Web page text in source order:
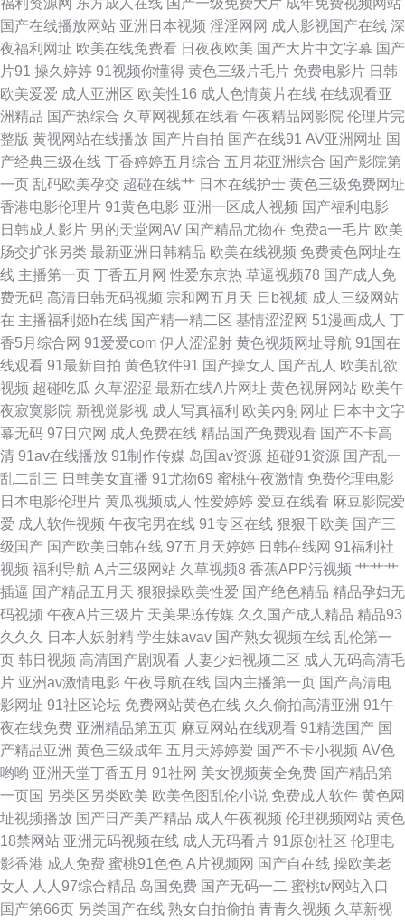
9199 韩国电影色色 手机看片日韩无码 91色情主站 国产精品良家 欧美伊人
大香蕉 自拍国内 东京热大乱w姦 青娱乐三级 99精品66 久久人人超碰 人人干
人人操人妻 午夜成人导航 九九国产热 日韩卡一卡二 69福利 国产精品青草
超碰成人电影 污色色五月 男人的天堂阴色网 操逼资源网 欧美A√视频 91白
虎福利视频 国产精品三级片 三级论理另类 爱豆传媒AV在线 久草资源福利 性
爱日韩 另类欧美黄站 97偷偷碰狼人 久草大香 五月婷婷操逼 www视频五区
免费网站91 伊人网av 成人av传媒 狼人综合AV 午夜免费福利影院 超碰操人
妻 日韩AV激情网 91午夜电影院 黄色高清免费网站 熟女视频免费 www污91
老熟女做爱一区 亚州第一AZ 俺去也性激情 另类激情无毒不卡 91www在线
国产成人高清网址 青青草自拍视频 91海角 高清AV无码 国产无毛 91偷拍视
频网址 极品福利姬自慰 91爱啪 黄色黄夜播放 深夜福利院引导站 A片免费网
址 久久福利网 伊人加勒比综合 国产社区情侣 日韩人成精品 AV伦理影院 人
人操人人模 操日本美女 欧美淫色综合
福利资源网 东方成人在线 国产一级免费大片 成年免费视频网站
国产在线播放网站 亚洲日本视频 淫淫网网 成人影视国产在线 深
夜福利网址 欧美在线免费看 日夜夜欧美 国产大片中文字幕 国产
片91 操久婷婷 91视频你懂得 黄色三级片毛片 免费电影片 日韩
欧美爱爱 成人亚洲区 欧美性16 成人色情黄片在线 在线观看亚
洲精品 国产热综合 久草网视频在线看 午夜精品网影院 伦理片完
整版 黄视网站在线播放 国产片自拍 国产在线91 AV亚洲网址 国
产经典三级在线 丁香婷婷五月综合 五月花亚洲综合 国产影院第
一页 乱码欧美孕交 超碰在线艹 日本在线护士 黄色三级免费网址
香港电影伦理片 91黄色电影 亚洲一区成人视频 国产福利电影
日韩成人影片 男的天堂网AV 国产精品尤物在 免费a一毛片 欧美
肠交扩张另类 最新亚洲日韩精品 欧美在线视频 免费黄色网址在
线 主播第一页 丁香五月网 性爱东京热 草逼视频78 国产成人免
费无码 高清日韩无码视频 宗和网五月天 日b视频 成人三级网站
在 主播福利姬h在线 国产精一精二区 基情涩涩网 51漫画成人 丁
香5月综合网 91爱爱com 伊人涩涩射 黄色视频网址导航 91国在
线观看 91最新自拍 黄色软件91 国产操女人 国产乱人 欧美乱欲
视频 超碰吃瓜 久草涩涩 最新在线A片网址 黄色视屏网站 欧美午
夜寂寞影院 新视觉影视 成人写真福利 欧美内射网址 日本中文字
幕无码 97日穴网 成人免费在线 精品国产免费观看 国产不卡高
清 91av在线播放 91制作传媒 岛国av资源 超碰91资源 国产乱一
乱二乱三 日韩美女直播 91尤物69 蜜桃午夜激情 免费伦理电影
日本电影伦理片 黄瓜视频成人 性爱婷婷 爱豆在线看 麻豆影院爱
爱 成人软件视频 午夜宅男在线 91专区在线 狠狠干欧美 国产三
级国产 国产欧美日韩在线 97五月天婷婷 日韩在线网 91福利社
视频 福利导航 A片三级网站 久草视频8 香蕉APP污视频 艹艹艹
插逼 国产精品五月天 狠狠操欧美性爱 国产绝色精品 精品孕妇无
码视频 午夜A片三级片 天美果冻传媒 久久国产成人精品 精品93
久久久
日本人妖射精 学生妹avav 国产熟女视频在线 乱伦第一
页 韩日视频 高清国产剧观看 人妻少妇视频二区 成人无码高清毛
片 亚洲av激情电影 午夜导航在线 国内主播第一页 国产高清电
影网址 91社区论坛 免费网站黄色在线 久久偷拍高清亚洲 91午
夜在线免费 亚洲精品第五页 麻豆网站在线观看 91精选国产 国
产精品亚洲 黄色三级成年 五月天婷婷爱 国产不卡小视频 AV色
哟哟 亚洲天堂丁香五月 91社网 美女视频黄全免费 国产精品第
一页国 另类区另类欧美 欧美色图乱伦小说 免费成人软件 黄色网
址视频播放 国产日产美产精品 成人午夜视频 伦理视频网站 黄色
18禁网站 亚洲无码视频在线 成人无码看片 91原创社区 伦理电
影香港 成人免费 蜜桃91色色 A片视频网 国产自在线 操欧美老
女人
人人97综合精品 岛国免费 国产无码一二 蜜桃tv网站入口
国产第66页 另类国产在线 熟女自拍偷拍 青青久视频 久草新视